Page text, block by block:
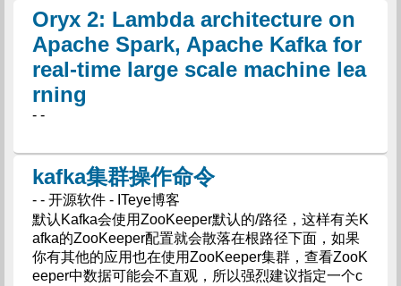
Oryx 2: Lambda architecture on
Apache Spark, Apache Kafka for
real-time large scale machine lea
rning
- -
kafka集群操作命令
- - 开源软件 - ITeye博客
默认Kafka会使用ZooKeeper默认的/路径，这样有关K
afka的ZooKeeper配置就会散落在根路径下面，如果
你有其他的应用也在使用ZooKeeper集群，查看ZooK
eeper中数据可能会不直观，所以强烈建议指定一个c